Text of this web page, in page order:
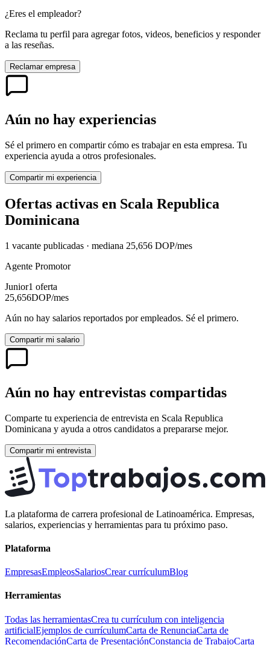
¿Eres el empleador?
Reclama tu perfil para agregar fotos, videos, beneficios y responder
a las reseñas.
Reclamar empresa
Aún no hay experiencias
Sé el primero en compartir cómo es trabajar en esta empresa. Tu
experiencia ayuda a otros profesionales.
Compartir mi experiencia
Ofertas activas en Scala Republica
Dominicana
1 vacante publicadas · mediana 25,656 DOP/mes
Agente Promotor
Junior1 oferta
25,656DOP/mes
Aún no hay salarios reportados por empleados. Sé el primero.
Compartir mi salario
Aún no hay entrevistas compartidas
Comparte tu experiencia de entrevista en Scala Republica
Dominicana y ayuda a otros candidatos a prepararse mejor.
Compartir mi entrevista
La plataforma de carrera profesional de Latinoamérica. Empresas,
salarios, experiencias y herramientas para tu próximo paso.
Plataforma
EmpresasEmpleosSalariosCrear currículumBlog
Herramientas
Todas las herramientasCrea tu currículum con inteligencia
artificialEjemplos de currículumCarta de RenunciaCarta de
RecomendaciónCarta de PresentaciónConstancia de TrabajoCarta